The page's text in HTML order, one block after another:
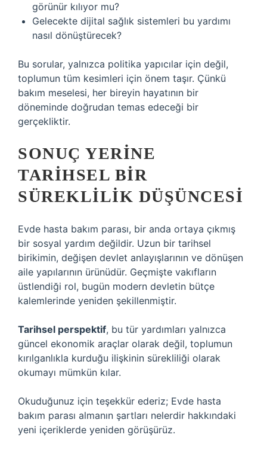
görünür kılıyor mu?
Gelecekte dijital sağlık sistemleri bu yardımı
nasıl dönüştürecek?
Bu sorular, yalnızca politika yapıcılar için değil,
toplumun tüm kesimleri için önem taşır. Çünkü
bakım meselesi, her bireyin hayatının bir
döneminde doğrudan temas edeceği bir
gerçekliktir.
SONUÇ YERINE
TARIHSEL BIR
SÜREKLILIK DÜŞÜNCESI
Evde hasta bakım parası, bir anda ortaya çıkmış
bir sosyal yardım değildir. Uzun bir tarihsel
birikimin, değişen devlet anlayışlarının ve dönüşen
aile yapılarının ürünüdür. Geçmişte vakıfların
üstlendiği rol, bugün modern devletin bütçe
kalemlerinde yeniden şekillenmiştir.
Tarihsel perspektif, bu tür yardımları yalnızca
güncel ekonomik araçlar olarak değil, toplumun
kırılganlıkla kurduğu ilişkinin sürekliliği olarak
okumayı mümkün kılar.
Okuduğunuz için teşekkür ederiz; Evde hasta
bakım parası almanın şartları nelerdir hakkındaki
yeni içeriklerde yeniden görüşürüz.